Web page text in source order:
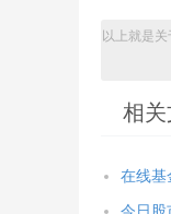
以上就是
相
在线基